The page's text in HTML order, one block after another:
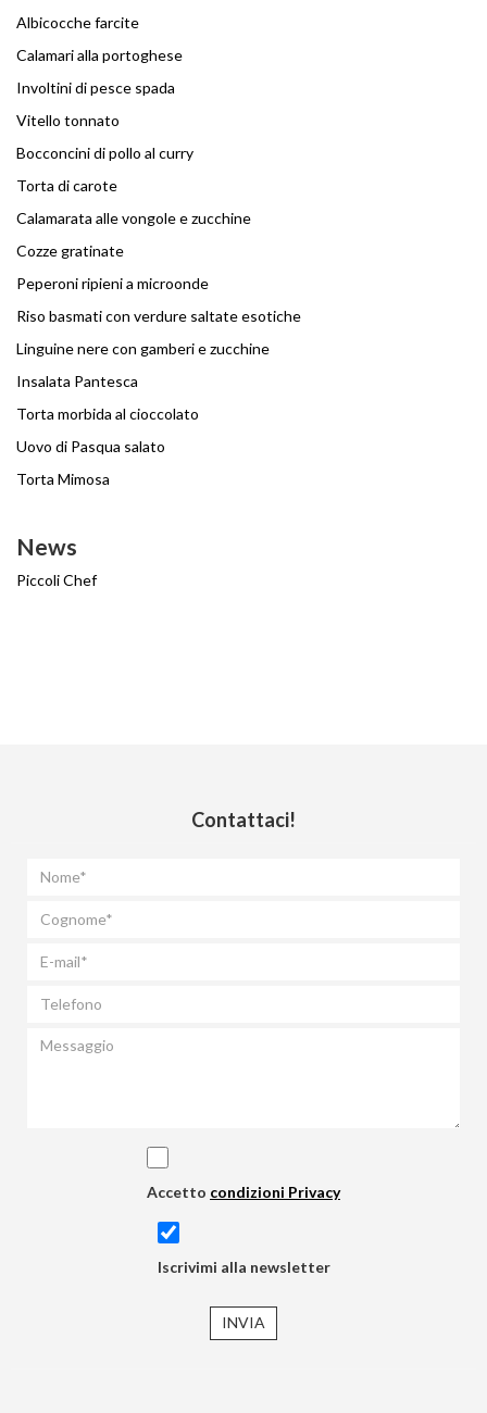
Albicocche farcite
Calamari alla portoghese
Involtini di pesce spada
Vitello tonnato
Bocconcini di pollo al curry
Torta di carote
Calamarata alle vongole e zucchine
Cozze gratinate
Peperoni ripieni a microonde
Riso basmati con verdure saltate esotiche
Linguine nere con gamberi e zucchine
Insalata Pantesca
Torta morbida al cioccolato
Uovo di Pasqua salato
Torta Mimosa
News
Piccoli Chef
Contattaci!
Accetto condizioni Privacy
Iscrivimi alla newsletter
INVIA